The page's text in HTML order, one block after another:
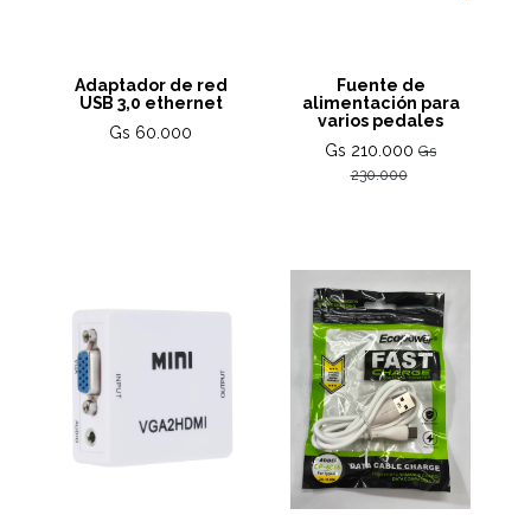
Adaptador de red
USB 3,0 ethernet
Gs 60.000
Fuente de
alimentación para
varios pedales
Gs 210.000 Gs
230.000